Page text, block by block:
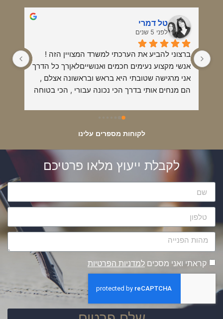
טל דמרי
לפני 5 שנים
ברצוני להביע את הערכתי למשרד המצויין הזה !
אנשי מקצוע נעימים חכמים ואנושייםלאןרך כל הדרך
לקוחות מספרים עלינו
לקבלת ייעוץ מלאו פרטיכם
קראתי ואני מסכים למדניות הפרטיות